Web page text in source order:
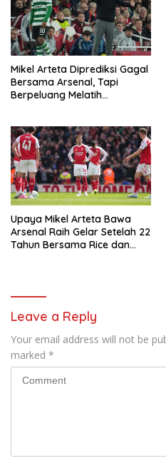
Mikel Arteta Diprediksi Gagal
Bersama Arsenal, Tapi
Berpeluang Melatih
Upaya Mikel Arteta Bawa
Arsenal Raih Gelar Setelah 22
Tahun Bersama Rice dan
Leave a Reply
Your email address will not be
marked *